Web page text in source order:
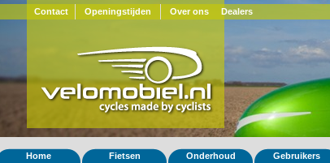
Contact Openingstijden Over ons Dealers
Home Fietsen Onderhoud Gebruikers